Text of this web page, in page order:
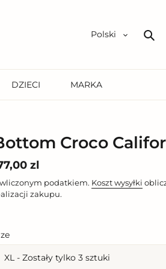
Polski
DZIECI MARKA
Croco
zl
podatkiem. Koszt wysyłki
zakupu.